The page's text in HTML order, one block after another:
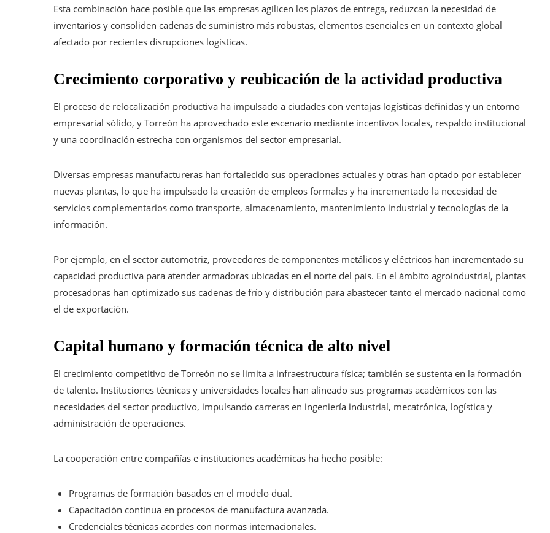
Esta combinación hace posible que las empresas agilicen los plazos de entrega, reduzcan la necesidad de
inventarios y consoliden cadenas de suministro más robustas, elementos esenciales en un contexto global
afectado por recientes disrupciones logísticas.
Crecimiento corporativo y reubicación de la actividad productiva
El proceso de relocalización productiva ha impulsado a ciudades con ventajas logísticas definidas y un entorno
empresarial sólido, y Torreón ha aprovechado este escenario mediante incentivos locales, respaldo institucional
y una coordinación estrecha con organismos del sector empresarial.
Diversas empresas manufactureras han fortalecido sus operaciones actuales y otras han optado por establecer
nuevas plantas, lo que ha impulsado la creación de empleos formales y ha incrementado la necesidad de
servicios complementarios como transporte, almacenamiento, mantenimiento industrial y tecnologías de la
información.
Por ejemplo, en el sector automotriz, proveedores de componentes metálicos y eléctricos han incrementado su
capacidad productiva para atender armadoras ubicadas en el norte del país. En el ámbito agroindustrial, plantas
procesadoras han optimizado sus cadenas de frío y distribución para abastecer tanto el mercado nacional como
el de exportación.
Capital humano y formación técnica de alto nivel
El crecimiento competitivo de Torreón no se limita a infraestructura física; también se sustenta en la formación
de talento. Instituciones técnicas y universidades locales han alineado sus programas académicos con las
necesidades del sector productivo, impulsando carreras en ingeniería industrial, mecatrónica, logística y
administración de operaciones.
La cooperación entre compañías e instituciones académicas ha hecho posible:
Programas de formación basados en el modelo dual.
Capacitación continua en procesos de manufactura avanzada.
Credenciales técnicas acordes con normas internacionales.